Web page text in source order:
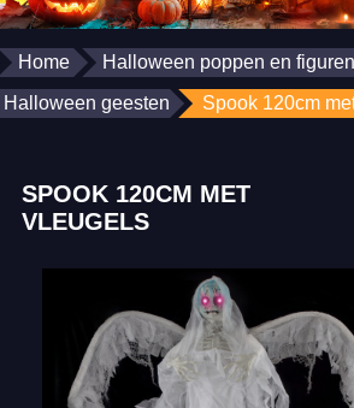
Home
Halloween poppen en
Halloween geesten
Spook 120cm
SPOOK 120CM MET
VLEUGELS